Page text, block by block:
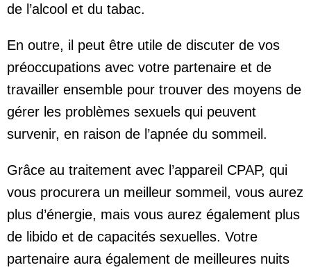
de l’alcool et du tabac.
En outre, il peut être utile de discuter de vos
préoccupations avec votre partenaire et de
travailler ensemble pour trouver des moyens de
gérer les problèmes sexuels qui peuvent
survenir, en raison de l’apnée du sommeil.
Grâce au traitement avec l’appareil CPAP, qui
vous procurera un meilleur sommeil, vous aurez
plus d’énergie, mais vous aurez également plus
de libido et de capacités sexuelles. Votre
partenaire aura également de meilleures nuits